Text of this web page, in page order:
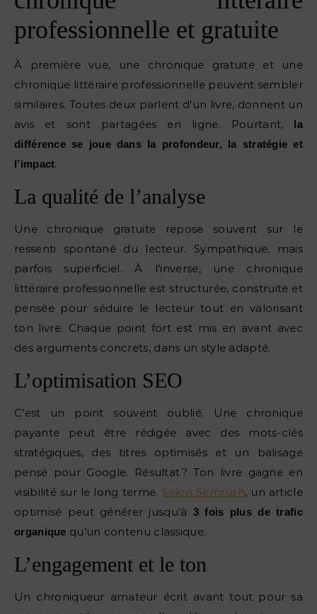
professionnelle et gratuite
À première vue, une chronique gratuite et une
chronique littéraire professionnelle peuvent sembler
similaires. Toutes deux parlent d’un livre, donnent un
avis et sont partagées en ligne. Pourtant, la
différence se joue dans la profondeur, la stratégie et
l’impact.
La qualité de l’analyse
Une chronique gratuite repose souvent sur le
ressenti spontané du lecteur. Sympathique, mais
parfois superficiel. À l’inverse, une chronique
littéraire professionnelle est structurée, construite et
pensée pour séduire le lecteur tout en valorisant
ton livre. Chaque point fort est mis en avant avec
des arguments concrets, dans un style adapté.
L’optimisation SEO
C’est un point souvent oublié. Une chronique
payante peut être rédigée avec des mots-clés
stratégiques, des titres optimisés et un balisage
pensé pour Google. Résultat ? Ton livre gagne en
visibilité sur le long terme. Selon Semrush, un article
optimisé peut générer jusqu’à 3 fois plus de trafic
organique qu’un contenu classique.
L’engagement et le ton
Un chroniqueur amateur écrit avant tout pour sa